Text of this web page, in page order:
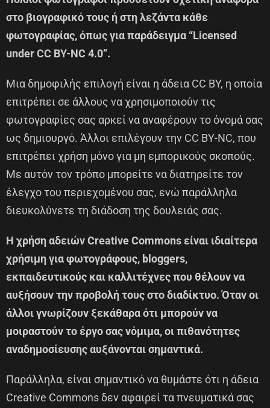
στο βιογραφικό τους ή στη λεζάντα κάθε
φωτογραφίας, όπως για παράδειγμα “Licensed
under CC BY-NC 4.0”.
Μια δημοφιλής επιλογή είναι η άδεια CC BY, η οποία
επιτρέπει σε άλλους να χρησιμοποιούν τις
φωτογραφίες σας αρκεί να αναφέρουν το όνομά σας
ως δημιουργό. Άλλοι επιλέγουν την CC BY-NC, που
επιτρέπει χρήση μόνο για μη εμπορικούς σκοπούς.
Με αυτόν τον τρόπο μπορείτε να διατηρείτε τον
έλεγχο του περιεχομένου σας, ενώ παράλληλα
διευκολύνετε τη διάδοση της δουλειάς σας.
Η χρήση αδειών Creative Commons είναι ιδιαίτερα
χρήσιμη για φωτογράφους, bloggers,
εκπαιδευτικούς και καλλιτέχνες που θέλουν να
αυξήσουν την προβολή τους στο διαδίκτυο. Όταν οι
άλλοι γνωρίζουν ξεκάθαρα ότι μπορούν να
μοιραστούν το έργο σας νόμιμα, οι πιθανότητες
αναδημοσίευσης αυξάνονται σημαντικά.
Παράλληλα, είναι σημαντικό να θυμάστε ότι η άδεια
Creative Commons δεν αφαιρεί τα πνευματικά σας